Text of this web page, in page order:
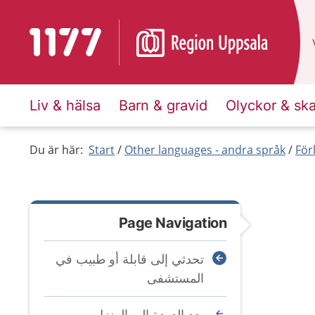
To start page for 1177
Liv & hälsa Barn & gravid Olyckor &
Du är här: Start Other languages - andra språk
Page Navigation
تحدثي إلى قابلة أو طبيب في
المستشفى